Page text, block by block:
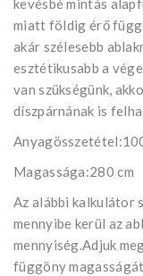
kevésbé mintás
miatt földig érő
akár szélesebb
esztétikusabb a
van szükségünk,
díszpárnának is
Magassága:280 cm
Az alábbi kalkulátor
mennyibe kerül az
mennyiség.Adjuk
függöny